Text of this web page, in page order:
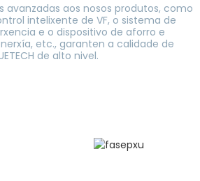
avanzadas aos nosos produtos, como
intelixente de VF, o sistema de
e o dispositivo de aforro e
etc., garanten a calidade de
de alto nivel.